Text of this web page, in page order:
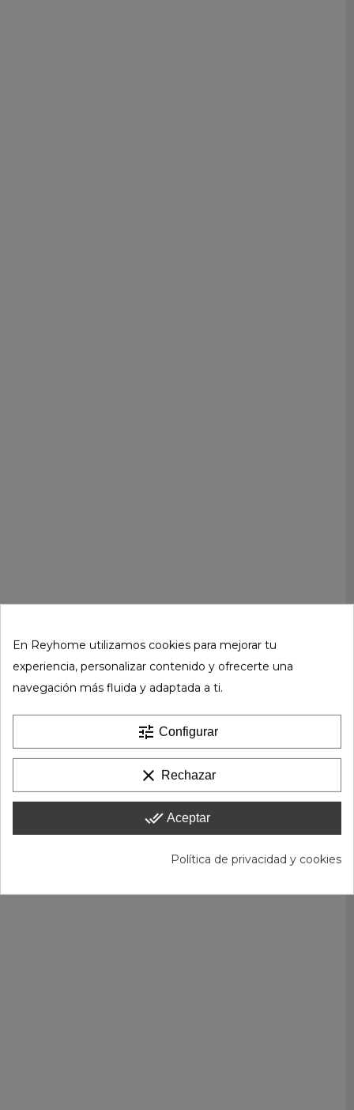
En Reyhome utilizamos cookies para mejorar tu
experiencia, personalizar contenido y ofrecerte una
navegación más fluida y adaptada a ti.
tune Configurar
clear Rechazar
done_all Aceptar
Política de privacidad y cookies